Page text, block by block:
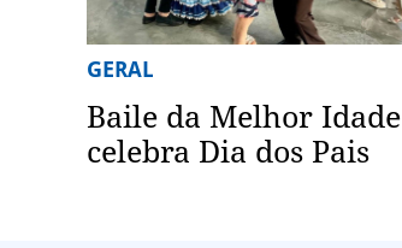
GERAL
Baile da Melhor Idade
celebra Dia dos Pais